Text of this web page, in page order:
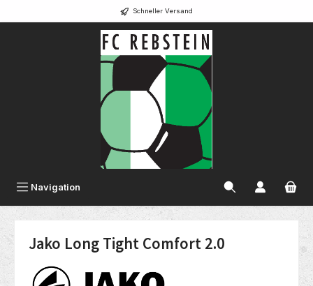
Schneller Versand
Navigation
Jako Long Tight Comfort 2.0